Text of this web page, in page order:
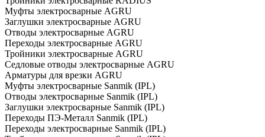
Муфты электросварные AGRU
Заглушки электросварные AGRU
Отводы электросварные AGRU
Переходы электросварные AGRU
Тройники электросварные AGRU
Седловые отводы электросварные AGRU
Арматуры для врезки AGRU
Муфты электросварные Sanmik (IPL)
Отводы электросварные Sanmik (IPL)
Заглушки электросварные Sanmik (IPL)
Переходы ПЭ-Металл Sanmik (IPL)
Переходы электросварные Sanmik (IPL)